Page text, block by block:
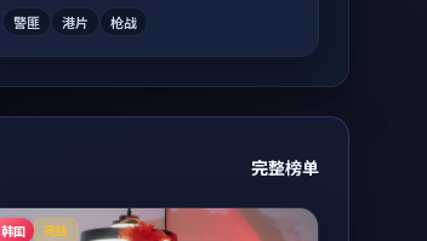
警匪 港片 枪战
完整榜单
韩国 完结